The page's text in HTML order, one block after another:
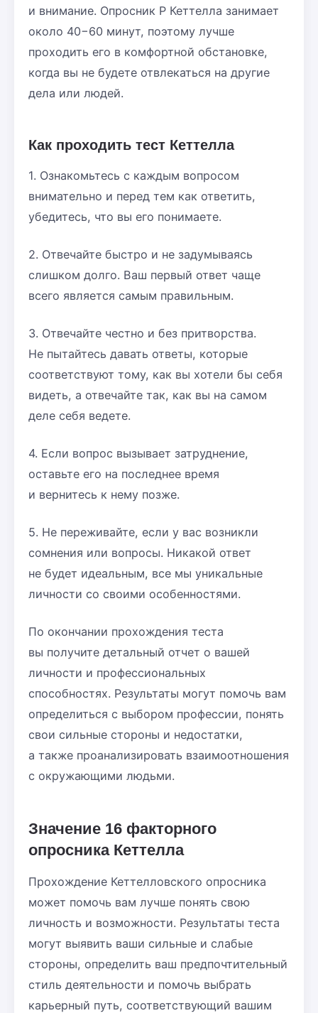
и внимание. Опросник Р Кеттелла занимает
около 40−60 минут, поэтому лучше
проходить его в комфортной обстановке,
когда вы не будете отвлекаться на другие
дела или людей.
Как проходить тест Кеттелла
1. Ознакомьтесь с каждым вопросом
внимательно и перед тем как ответить,
убедитесь, что вы его понимаете.
2. Отвечайте быстро и не задумываясь
слишком долго. Ваш первый ответ чаще
всего является самым правильным.
3. Отвечайте честно и без притворства.
Не пытайтесь давать ответы, которые
соответствуют тому, как вы хотели бы себя
видеть, а отвечайте так, как вы на самом
деле себя ведете.
4. Если вопрос вызывает затруднение,
оставьте его на последнее время
и вернитесь к нему позже.
5. Не переживайте, если у вас возникли
сомнения или вопросы. Никакой ответ
не будет идеальным, все мы уникальные
личности со своими особенностями.
По окончании прохождения теста
вы получите детальный отчет о вашей
личности и профессиональных
способностях. Результаты могут помочь вам
определиться с выбором профессии, понять
свои сильные стороны и недостатки,
а также проанализировать взаимоотношения
с окружающими людьми.
Значение 16 факторного
опросника Кеттелла
Прохождение Кеттелловского опросника
может помочь вам лучше понять свою
личность и возможности. Результаты теста
могут выявить ваши сильные и слабые
стороны, определить ваш предпочтительный
стиль деятельности и помочь выбрать
карьерный путь, соответствующий вашим